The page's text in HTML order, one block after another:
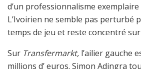
d’un professionnalisme
L’Ivoirien ne semble pas perturbé
temps de jeu et reste concentré
Sur Transfermarkt, l’ailier gauche
millions d’ euros. Simon Adingra